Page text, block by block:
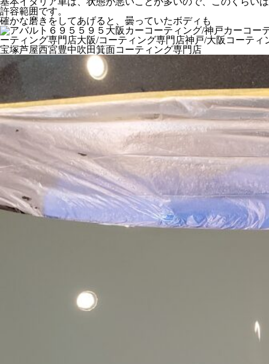
許容範囲です。
確かな磨きをしてあげると、曇っていたボディも